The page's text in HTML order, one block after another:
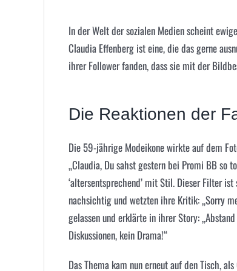
In der Welt der sozialen Medien scheint
Claudia Effenberg ist eine, die das gerne
ihrer Follower fanden, dass sie mit der
Die Reaktionen der
Die 59-jährige Modeikone wirkte auf dem
„Claudia, Du sahst gestern bei Promi BB so
‘altersentsprechend’ mit Stil. Dieser Filter
nachsichtig und wetzten ihre Kritik: „Sorry
gelassen und erklärte in ihrer Story:
Diskussionen, kein Drama!“
Das Thema kam nun erneut auf den Tisch,